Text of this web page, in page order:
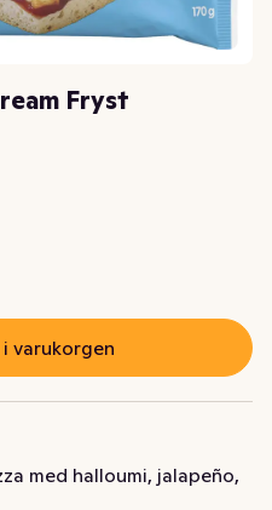
Fryst
varukorgen
med halloumi, jalapeño,